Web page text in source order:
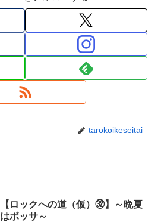
tarokoikeseitai
【ロックへの道（仮）㉜】～晩夏
はボッサ～